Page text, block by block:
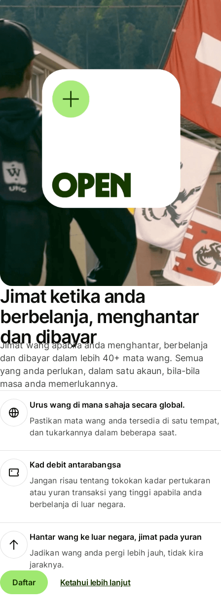
Jimat ketika anda
berbelanja, menghantar
dan dibayar
Jimat wang apabila anda menghantar, berbelanja
dan dibayar dalam lebih 40+ mata wang. Semua
yang anda perlukan, dalam satu akaun, bila-bila
masa anda memerlukannya.
Urus wang di mana sahaja secara global.
Pastikan mata wang anda tersedia di satu tempat,
dan tukarkannya dalam beberapa saat.
Kad debit antarabangsa
Jangan risau tentang tokokan kadar pertukaran
atau yuran transaksi yang tinggi apabila anda
berbelanja di luar negara.
Hantar wang ke luar negara, jimat pada yuran
Jadikan wang anda pergi lebih jauh, tidak kira
jaraknya.
Daftar
Ketahui lebih lanjut